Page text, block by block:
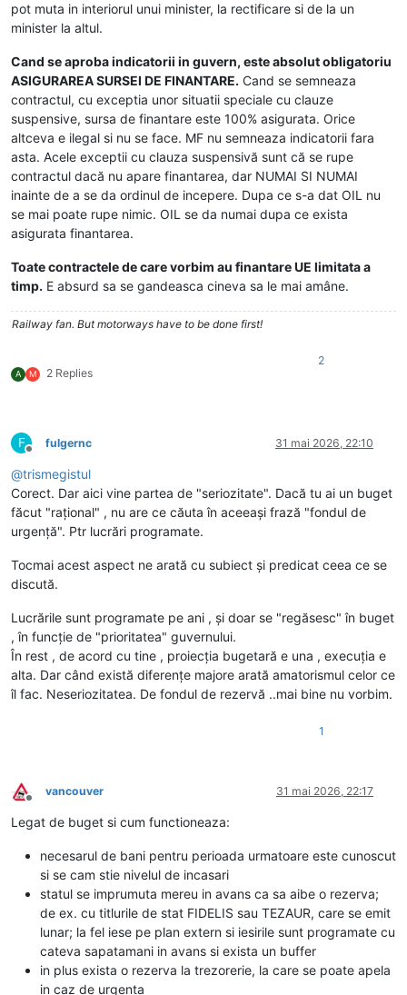
pot muta in interiorul unui minister, la rectificare si de la un
minister la altul.
Cand se aproba indicatorii in guvern, este absolut obligatoriu
ASIGURAREA SURSEI DE FINANTARE. Cand se semneaza
contractul, cu exceptia unor situatii speciale cu clauze
suspensive, sursa de finantare este 100% asigurata. Orice
altceva e ilegal si nu se face. MF nu semneaza indicatorii fara
asta. Acele exceptii cu clauza suspensivă sunt că se rupe
contractul dacă nu apare finantarea, dar NUMAI SI NUMAI
inainte de a se da ordinul de incepere. Dupa ce s-a dat OIL nu
se mai poate rupe nimic. OIL se da numai dupa ce exista
asigurata finantarea.
Toate contractele de care vorbim au finantare UE limitata a
timp. E absurd sa se gandeasca cineva sa le mai amâne.
Railway fan. But motorways have to be done first!
A M 2 Replies
2
F
Deconectat
fulgernc 31 mai 2026, 22:10
@trismegistul
Corect. Dar aici vine partea de "seriozitate". Dacă tu ai un buget
făcut "rațional" , nu are ce căuta în aceeași frază "fondul de
urgență". Ptr lucrări programate.
Tocmai acest aspect ne arată cu subiect și predicat ceea ce se
discută.
Lucrările sunt programate pe ani , și doar se "regăsesc" în buget
, în funcție de "prioritatea" guvernului.
În rest , de acord cu tine , proiecția bugetară e una , execuția e
alta. Dar când există diferențe majore arată amatorismul celor ce
îl fac. Neseriozitatea. De fondul de rezervă ..mai bine nu vorbim.
1
Deconectat
vancouver 31 mai 2026, 22:17
Legat de buget si cum functioneaza:
necesarul de bani pentru perioada urmatoare este cunoscut
si se cam stie nivelul de incasari
statul se imprumuta mereu in avans ca sa aibe o rezerva;
de ex. cu titlurile de stat FIDELIS sau TEZAUR, care se emit
lunar; la fel iese pe plan extern si iesirile sunt programate cu
cateva sapatamani in avans si exista un buffer
in plus exista o rezerva la trezorerie, la care se poate apela
in caz de urgenta